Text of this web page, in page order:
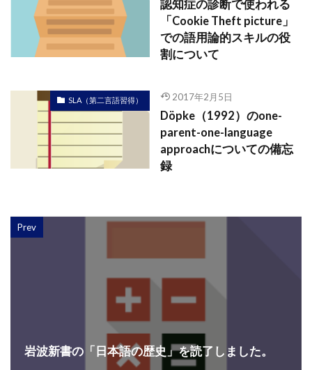
認知症の診断で使われる
「Cookie Theft picture」
での語用論的スキルの役
割について
SLA（第二言語習得） 2017年2月5日
Döpke（1992）のone-
parent-one-language
approachについての備忘
録
Prev
岩波新書の「日本語の歴史」を読了しました。